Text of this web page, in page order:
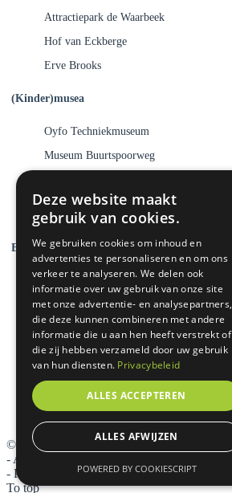
Attractiepark de Waarbeek
Hof van Eckberge
Erve Brooks
(Kinder)musea
Oyfo Techniekmuseum
Museum Buurtspoorweg
De Museumfabriek
Evenementen
Go-Kids Twente & Achterhoek
Kidsproof Twente
Vettt(e) uitjes in Twente
Military Boekelo
Kindercamping vlak bij Hengelo
Camping in Hengelo met zwembad
© 2026 Camping Buytenplaets Boekelo
- Algemene voorwaarden
- Privacy- en cookieverklaring
To top
Deze website maakt
gebruik van cookies.
We gebruiken cookies om inhoud en
advertenties te personaliseren en om ons
verkeer te analyseren. We delen ook
informatie over uw gebruik van onze site
met onze advertentie- en analysepartners,
die deze kunnen combineren met andere
informatie die u aan hen heeft verstrekt of
die zij hebben verzameld door uw gebruik
van hun diensten. Privacybeleid
ALLES ACCEPTEREN
ALLES AFWIJZEN
POWERED BY COOKIESCRIPT